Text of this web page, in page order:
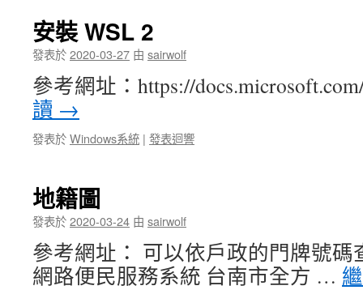
安裝 WSL 2
發表於2020-03-27 由 sairwolf
參考網址：https://
讀 →
發表於Windows系統 | 發表迴響
地籍圖
發表於2020-03-24 由 sairwolf
參考網址： 可以依戶政的門牌號碼
網路便民服務系統 台南市全方 …